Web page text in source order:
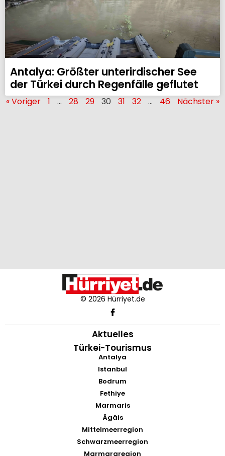
Antalya: Größter unterirdischer See
der Türkei durch Regenfälle geflutet
« Voriger 1 … 28 29 30 31 32 … 46 Nächster »
© 2026 Hürriyet.de
Aktuelles
Türkei-Tourismus
Antalya
Istanbul
Bodrum
Fethiye
Marmaris
Ägäis
Mittelmeerregion
Schwarzmeerregion
Marmararegion